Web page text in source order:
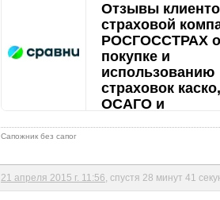
Отзывы
страховой
РОСГОССТРАХ
покупке и
использованию
страховок
ОСАГО и
Отзывы посетителей
о страховой компании
Сапожник без сапог
21 апреля 2015 г. 11:56 , спустя 28 минут 41